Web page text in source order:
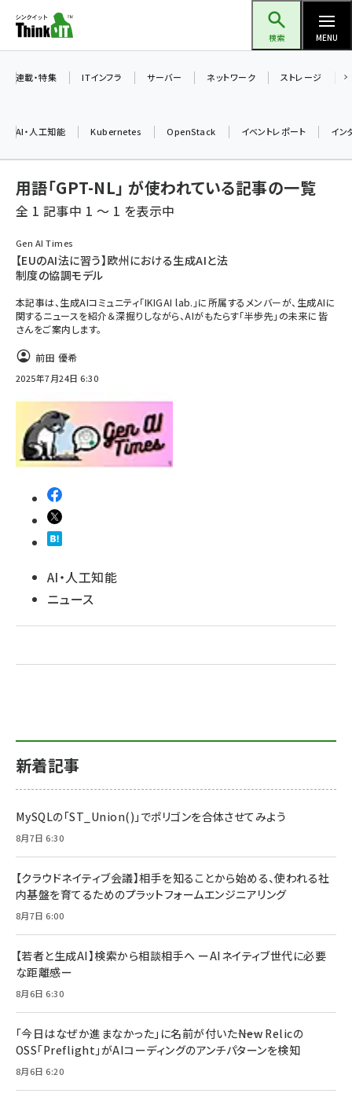
ン
ツ
検索 MENU
加藤銘のチーム貢献～仲間と築いた勝利の絆～ (2325)
北海道をのんびり旅する晴山佳須夫のヒント集！ (2047)
genai (1492)
abc123 (1367)
ai crunch (1363)
連載・特集 ITインフラ サーバー ネットワーク ストレージ
AI・人工知能 Kubernetes OpenStack イベントレポート イン
用語「GPT-NL」 が使われている記事の一覧
全 1 記事中 1 ～ 1 を表示中
Gen AI Times
【EUのAI法に習う】欧州における生成AIと法
制度の協調モデル
本記事は、生成AIコミュニティ「IKIGAI lab.」に所属するメンバーが、生成AIに
関するニュースを紹介＆深掘りしながら、AIがもたらす「半歩先」の未来に皆
さんをご案内します。
前田 優希
2025年7月24日 6:30
AI・人工知能
ニュース
新着記事
MySQLの「ST_Union()」でポリゴンを合体させてみよう
8月7日 6:30
【クラウドネイティブ会議】相手を知ることから始める、使われる社
内基盤を育てるためのプラットフォームエンジニアリング
8月7日 6:00
【若者と生成AI】検索から相談相手へ ーAIネイティブ世代に必要
な距離感ー
8月6日 6:30
「今日はなぜか進まなかった」に名前が付いた――New Relicの
OSS「Preflight」がAIコーディングのアンチパターンを検知
8月6日 6:20